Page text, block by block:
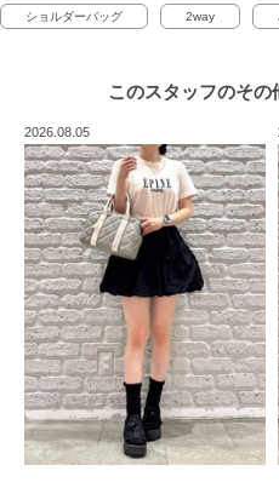
ショルダーバッグ 2way
このスタッフのその
2026.08.05